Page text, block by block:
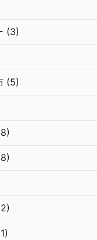
(3)
(5)